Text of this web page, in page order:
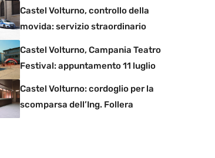
Castel Volturno, controllo della
movida: servizio straordinario
Castel Volturno, Campania Teatro
Festival: appuntamento 11 luglio
Castel Volturno: cordoglio per la
scomparsa dell’Ing. Follera